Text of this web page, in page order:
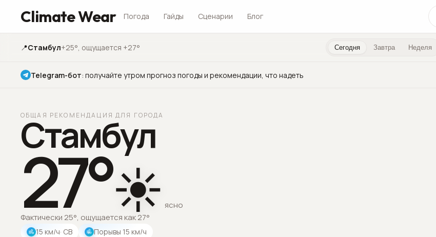
Climate Wear Погода Гайды Сценарии Блог
📍Стамбул+25°, ощущается +27° Сегодня Завтра Неделя
Telegram-бот: получайте утром прогноз погоды и рекомендации, что надеть
ОБЩАЯ РЕКОМЕНДАЦИЯ ДЛЯ ГОРОДА
Стамбул
27°☀️ ясно
Фактически 25°, ощущается как 27°
15 км/ч· СВ Порывы 15 км/ч